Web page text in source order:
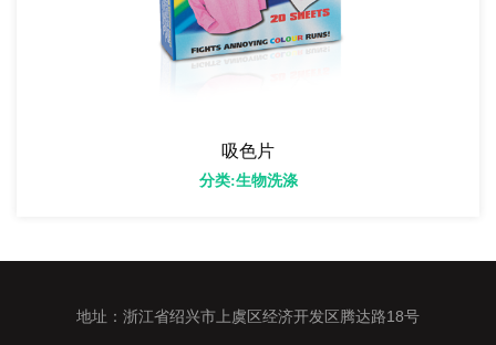
吸色片
分类:生物洗涤
地址：浙江省绍兴市上虞区经济开发区腾达路18号